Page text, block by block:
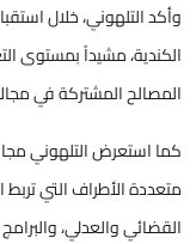
وأكد التلهوني، خلال
الكندية، مشيداً بمستوى
المصالح المشتركة في
كما استعرض التلهوني
متعددة الأطراف التي تربط
القضائي والعدلي،